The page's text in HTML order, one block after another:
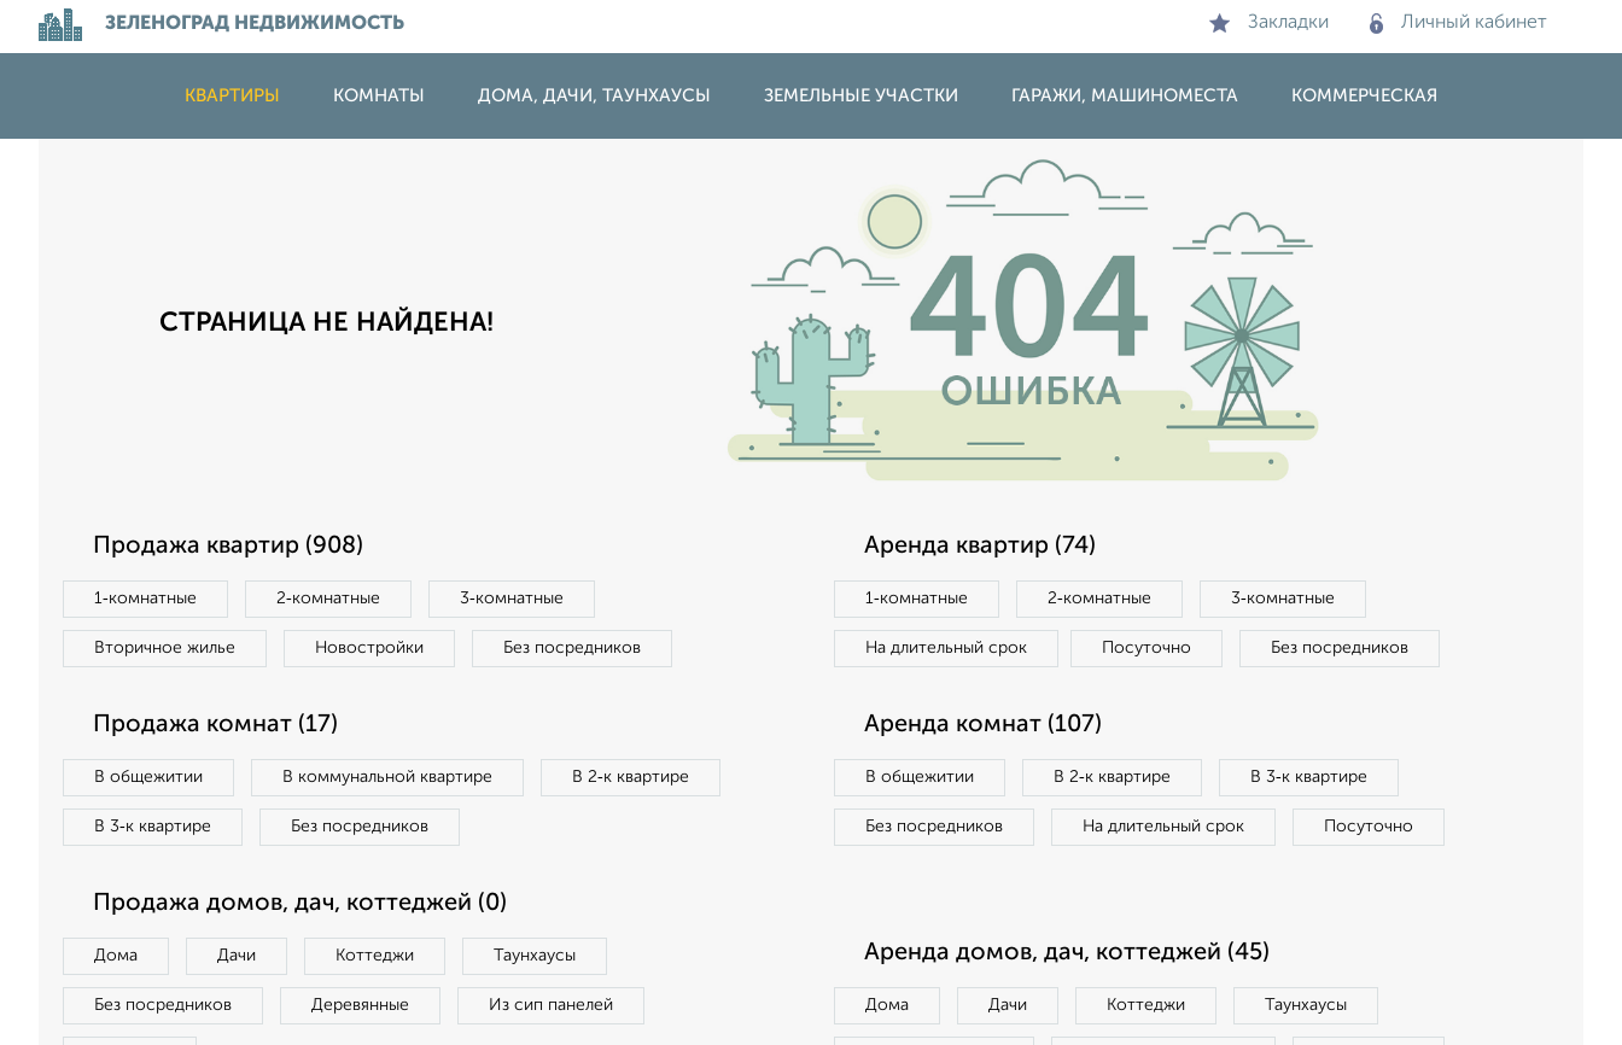
ЗЕЛЕНОГРАД НЕДВИЖИМОСТЬ Закладки Личный кабинет
КВАРТИРЫ КОМНАТЫ ДОМА, ДАЧИ, ТАУНХАУСЫ ЗЕМЕЛЬНЫЕ УЧАСТКИ ГАРАЖИ, МАШИНОМЕСТА КОММЕРЧЕСКАЯ
СТРАНИЦА НЕ НАЙДЕНА!
Продажа квартир (908)
1‑комнатные 2‑комнатные 3‑комнатные
Вторичное жилье Новостройки Без посредников
Аренда квартир (74)
1‑комнатные 2‑комнатные 3‑комнатные
На длительный срок Посуточно Без посредников
Продажа комнат (17)
В общежитии В коммунальной квартире В 2‑к квартире
В 3‑к квартире Без посредников
Аренда комнат (107)
В общежитии В 2‑к квартире В 3‑к квартире
Без посредников На длительный срок Посуточно
Продажа домов, дач, коттеджей (0)
Дома Дачи Коттеджи Таунхаусы
Без посредников Деревянные Из сип панелей
Аренда домов, дач, коттеджей (45)
Дома Дачи Коттеджи Таунхаусы